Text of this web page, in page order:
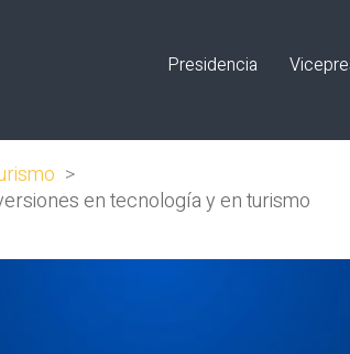
Presidencia
>
en tecnología y en turismo